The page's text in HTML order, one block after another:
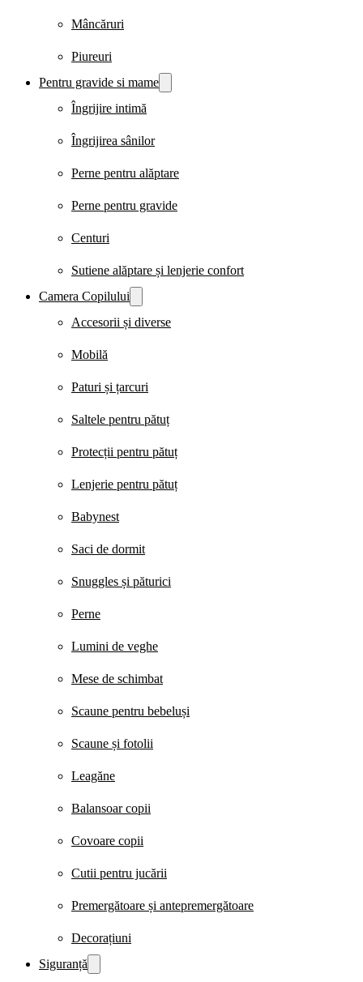
Mâncăruri
Piureuri
Pentru gravide si mame
Îngrijire intimă
Îngrijirea sânilor
Perne pentru alăptare
Perne pentru gravide
Centuri
Sutiene alăptare și lenjerie confort
Camera Copilului
Accesorii și diverse
Mobilă
Paturi și țarcuri
Saltele pentru pătuț
Protecții pentru pătuț
Lenjerie pentru pătuț
Babynest
Saci de dormit
Snuggles și păturici
Perne
Lumini de veghe
Mese de schimbat
Scaune pentru bebeluși
Scaune și fotolii
Leagăne
Balansoar copii
Covoare copii
Cutii pentru jucării
Premergătoare și antepremergătoare
Decorațiuni
Siguranță